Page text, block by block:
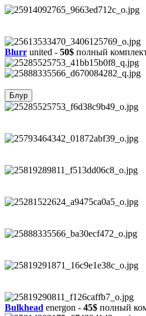
Blurr united - 50$ полный
Блур
Bulkhead energon - 45$ полный